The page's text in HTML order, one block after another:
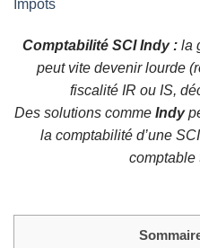
Impôts
Comptabilité SCI Indy :la
peut vite devenir lourde
fiscalité IR ou IS,
Des solutions comme Indy
la comptabilité d’une
comptable